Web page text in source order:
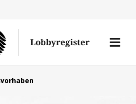
Lobbyregister
Menü